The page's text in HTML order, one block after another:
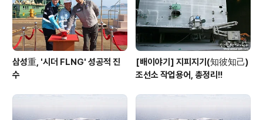
삼성重, '시더 FLNG' 성공적 진
수
[배이야기] 지피지기(知彼知己)
조선소 작업용어, 총정리!!